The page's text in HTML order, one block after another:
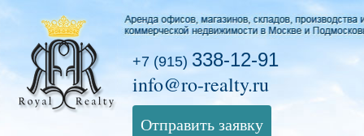
+7 (915) 338-12-91
info@ro-realty.ru
Отправить заявку